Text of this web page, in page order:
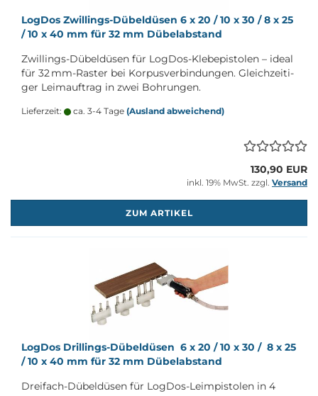
Log­Dos Zwillings-​​Dü­bel­dü­sen 6 x 20 / 10 x 30 / 8 x 25
/ 10 x 40 mm für 32 mm Dü­bel­ab­stand
Zwillings-​Dübeldüsen für LogDos-​Klebepistolen – ideal
für 32 mm-​Raster bei Kor­pus­ver­bin­dun­gen. Gleich­zei­ti­
ger Leim­auf­trag in zwei Boh­run­gen.
Lieferzeit: ca. 3-4 Tage (Ausland abweichend)
130,90 EUR
inkl. 19% MwSt. zzgl. Versand
ZUM ARTIKEL
Log­Dos Drillings-​​Dü­bel­dü­sen 6 x 20 / 10 x 30 / 8 x 25
/ 10 x 40 mm für 32 mm Dü­bel­ab­stand
Dreifach-​Dübeldüsen für LogDos-​Leimpistolen in 4